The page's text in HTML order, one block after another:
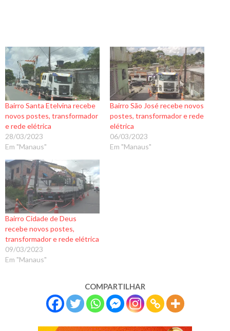
Bairro Santa Etelvina recebe
novos postes, transformador
e rede elétrica
28/03/2023
Em "Manaus"
Bairro São José recebe novos
postes, transformador e rede
elétrica
06/03/2023
Em "Manaus"
Bairro Cidade de Deus
recebe novos postes,
transformador e rede elétrica
09/03/2023
Em "Manaus"
COMPARTILHAR